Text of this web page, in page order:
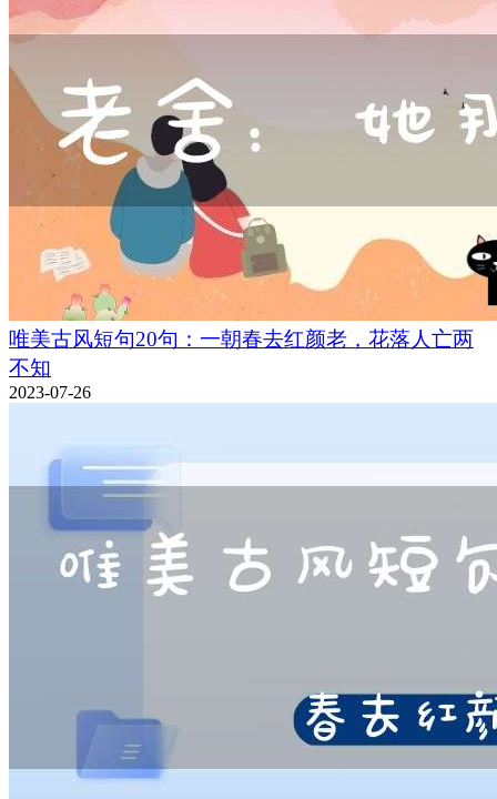
唯美古风短句20句：一朝春去红颜老，花落人亡两
不知
2023-07-26